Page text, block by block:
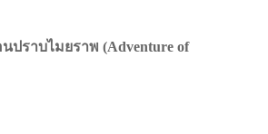
ปราบไมยราพ (Adventure of